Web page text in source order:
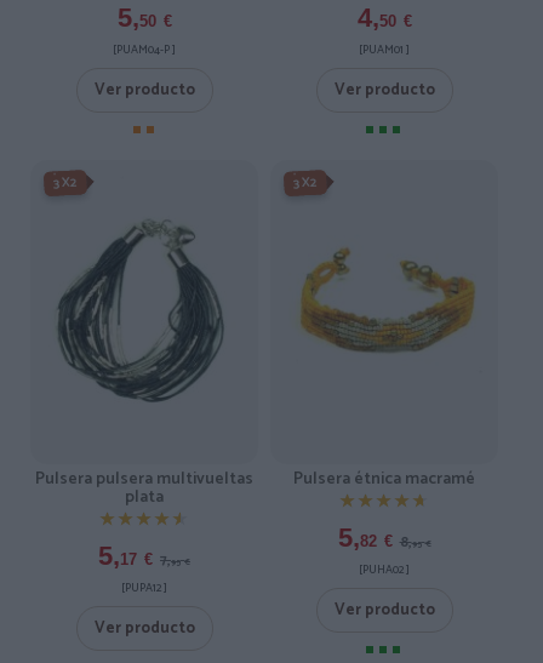
5,50 €
[PUAM04-P ]
Ver producto
4,50 €
[PUAM01 ]
Ver producto
-3X2%
3X2
Pulsera pulsera multivueltas
plata
★★★★★
★★★★★
5,17 € 7,95 €
[PUPA12 ]
Ver producto
-3X2%
3X2
Pulsera étnica macramé
★★★★★
★★★★★
5,82 € 8,95 €
[PUHA02 ]
Ver producto